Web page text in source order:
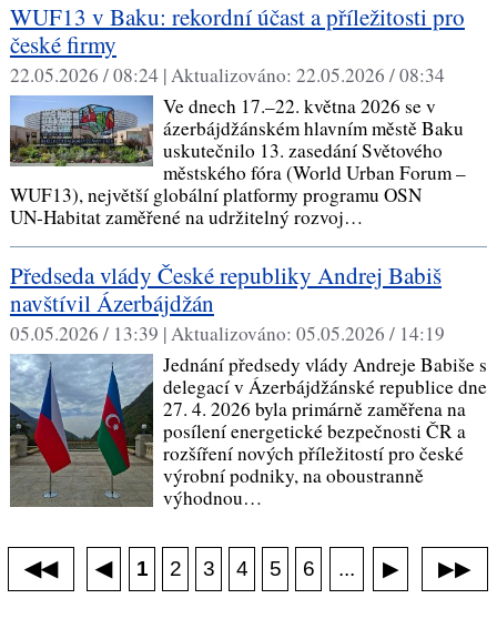
WUF13 v Baku: rekordní účast a příležitosti pro
české firmy
22.05.2026 / 08:24 |Aktualizováno: 22.05.2026 / 08:34
Ve dnech 17.–22. května 2026 se v
ázerbájdžánském hlavním městě Baku
uskutečnilo 13. zasedání Světového
městského fóra (World Urban Forum –
WUF13), největší globální platformy programu OSN
UN‑Habitat zaměřené na udržitelný rozvoj…
Předseda vlády České republiky Andrej Babiš
navštívil Ázerbájdžán
05.05.2026 / 13:39 |Aktualizováno: 05.05.2026 / 14:19
Jednání předsedy vlády Andreje Babiše s
delegací v Ázerbájdžánské republice dne
27. 4. 2026 byla primárně zaměřena na
posílení energetické bezpečnosti ČR a
rozšíření nových příležitostí pro české
výrobní podniky, na oboustranně
výhodnou…
◀◀ ◀ 1 2 3 4 5 6 ... ▶ ▶▶